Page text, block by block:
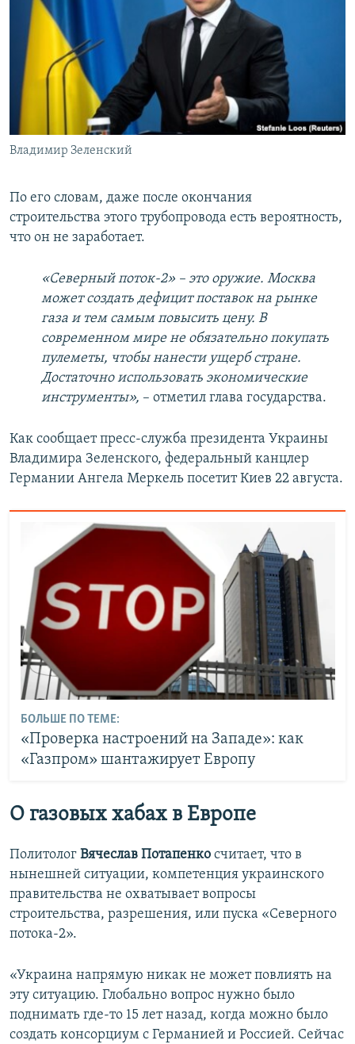
Владимир Зеленский
По его словам, даже после окончания
строительства этого трубопровода есть вероятность,
что он не заработает.
«Северный поток-2» – это оружие. Москва
может создать дефицит поставок на рынке
газа и тем самым повысить цену. В
современном мире не обязательно покупать
пулеметы, чтобы нанести ущерб стране.
Достаточно использовать экономические
инструменты», – отметил глава государства.
Как сообщает пресс-служба президента Украины
Владимира Зеленского, федеральный канцлер
Германии Ангела Меркель посетит Киев 22 августа.
БОЛЬШЕ ПО ТЕМЕ:
«Проверка настроений на Западе»: как
«Газпром» шантажирует Европу
О газовых хабах в Европе
Политолог Вячеслав Потапенко считает, что в
нынешней ситуации, компетенция украинского
правительства не охватывает вопросы
строительства, разрешения, или пуска «Северного
потока-2».
«Украина напрямую никак не может повлиять на
эту ситуацию. Глобально вопрос нужно было
поднимать где-то 15 лет назад, когда можно было
создать консорциум с Германией и Россией. Сейчас